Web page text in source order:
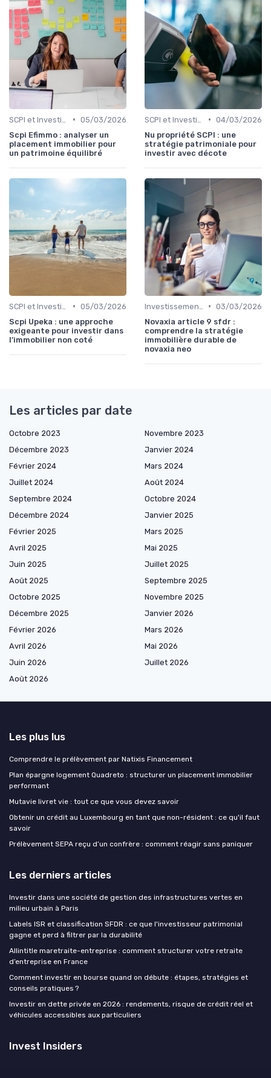
• 05/03/2026
Scpi Efimmo : analyser un
placement immobilier pour
un patrimoine équilibré
• 04/03/2026
Nu propriété SCPI : une
stratégie patrimoniale pour
investir avec décote
• 05/03/2026
Scpi Upeka : une approche
exigeante pour investir dans
l’immobilier non coté
• 03/03/2026
Novaxia article 9 sfdr :
comprendre la stratégie
immobilière durable de
novaxia neo
Les articles par date
Octobre 2023
Novembre 2023
Décembre 2023
Janvier 2024
Février 2024
Mars 2024
Juillet 2024
Août 2024
Septembre 2024
Octobre 2024
Décembre 2024
Janvier 2025
Février 2025
Mars 2025
Avril 2025
Mai 2025
Juin 2025
Juillet 2025
Août 2025
Septembre 2025
Octobre 2025
Novembre 2025
Décembre 2025
Janvier 2026
Février 2026
Mars 2026
Avril 2026
Mai 2026
Juin 2026
Juillet 2026
Août 2026
Les plus lus
Comprendre le prélèvement par Natixis Financement
Plan épargne logement Quadreto : structurer un placement immobilier
performant
Mutavie livret vie : tout ce que vous devez savoir
Obtenir un crédit au Luxembourg en tant que non-résident : ce qu'il faut
savoir
Prélèvement SEPA reçu d’un confrère : comment réagir sans paniquer
Les derniers articles
Investir dans une société de gestion des infrastructures vertes en
milieu urbain à Paris
Labels ISR et classification SFDR : ce que l'investisseur patrimonial
gagne et perd à filtrer par la durabilité
Allintitle maretraite-entreprise : comment structurer votre retraite
d’entreprise en France
Comment investir en bourse quand on débute : étapes, stratégies et
conseils pratiques ?
Investir en dette privée en 2026 : rendements, risque de crédit réel et
véhicules accessibles aux particuliers
Invest Insiders